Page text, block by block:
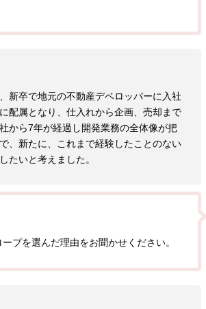
新卒で地元の不動産デベロッパーに入社
配属となり、仕入れから企画、売却まで
から7年が経過し開発業務の全体像が把
、新たに、これまで経験したことのない
たいと考えました。
プを選んだ理由をお聞かせください。